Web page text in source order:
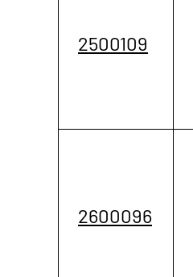
2500109
2600096